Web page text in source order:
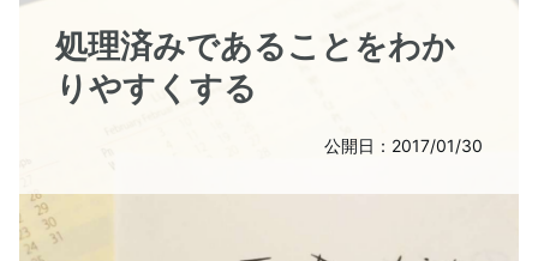
処理済みであることをわか
りやすくする
公開日：2017/01/30